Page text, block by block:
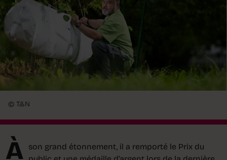
© T&N
À son grand étonnement, il a remporté le Prix du